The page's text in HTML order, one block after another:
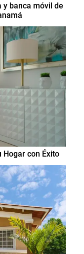
banca móvil de
Hogar con Éxito